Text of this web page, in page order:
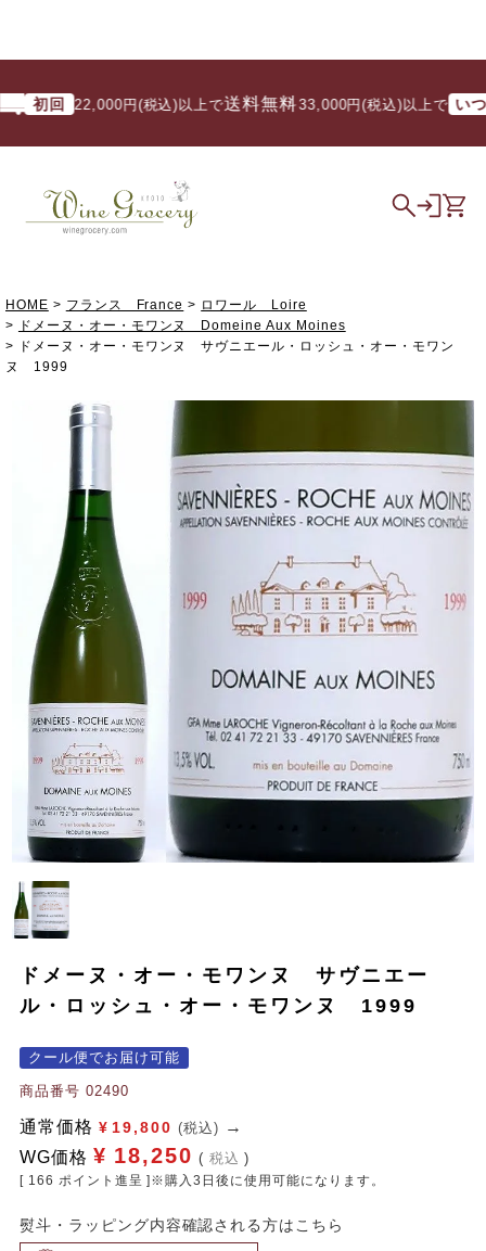
回 22,000円(税込)以上で送料無料/ 33,000円(税込)以上で いつでも
HOME フランス France
ロワール Loire
ドメーヌ・オー・モワンヌ Domeine Aux Moines
ドメーヌ・オー・モワンヌ サヴニエール・ロッシュ・オー・モワン
ヌ 1999
ドメーヌ・オー・モワンヌ サヴニエー
ル・ロッシュ・オー・モワンヌ 1999
クール便でお届け可能
商品番号 02490
通常価格 ¥ 19,800 (税込)
WG価格 ¥ 18,250 税込
[ 166 ポイント進呈 ]※購入3日後に使用可能になります。
熨斗・ラッピング内容確認される方はこちら